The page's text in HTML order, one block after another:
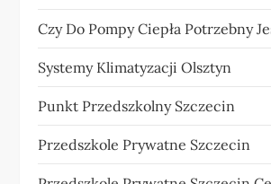
Czy Do Pompy Ciepła Potrzebny
Systemy Klimatyzacji Olsztyn
Punkt Przedszkolny Szczecin
Przedszkole Prywatne Szczecin